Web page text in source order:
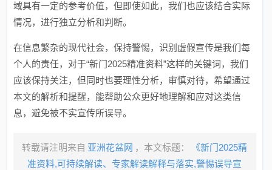
域具有一定的参考价值，但即使如此，我们也应该结合实际
情况，进行独立分析和判断。
在信息繁杂的现代社会，保持警惕，识别虚假宣传是我们每
个人的责任，对于“新门2025精准资料”这样的关键词，我们
应该保持关注，但同时也要理性分析，审慎对待，希望通过
本文的解析和提醒，能帮助公众更好地理解和应对这类信
息，避免被不实宣传所误导。
转载请注明来自 亚洲花盆网 ，本文标题：
《新门2025精
准资料,可持续解读、专家解读解释与落实,警惕误导宣